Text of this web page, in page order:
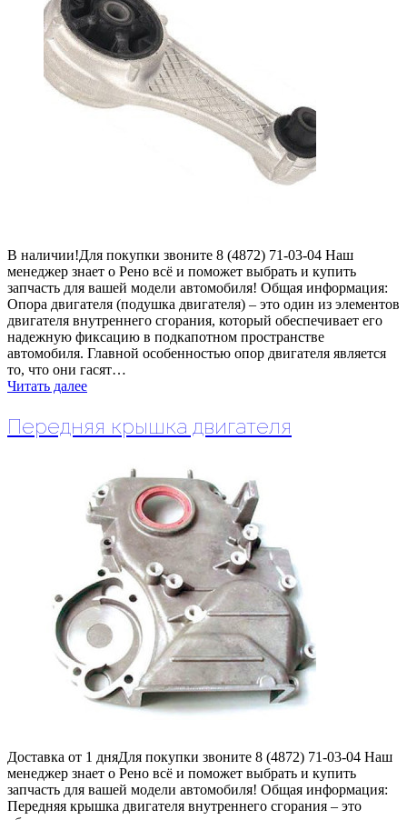
В наличии!Для покупки звоните 8 (4872) 71-03-04 Наш
менеджер знает о Рено всё и поможет выбрать и купить
запчасть для вашей модели автомобиля! Общая информация:
Опора двигателя (подушка двигателя) – это один из элементов
двигателя внутреннего сгорания, который обеспечивает его
надежную фиксацию в подкапотном пространстве
автомобиля. Главной особенностью опор двигателя является
то, что они гасят…
Читать далее
Передняя крышка двигателя
Доставка от 1 дняДля покупки звоните 8 (4872) 71-03-04 Наш
менеджер знает о Рено всё и поможет выбрать и купить
запчасть для вашей модели автомобиля! Общая информация:
Передняя крышка двигателя внутреннего сгорания – это